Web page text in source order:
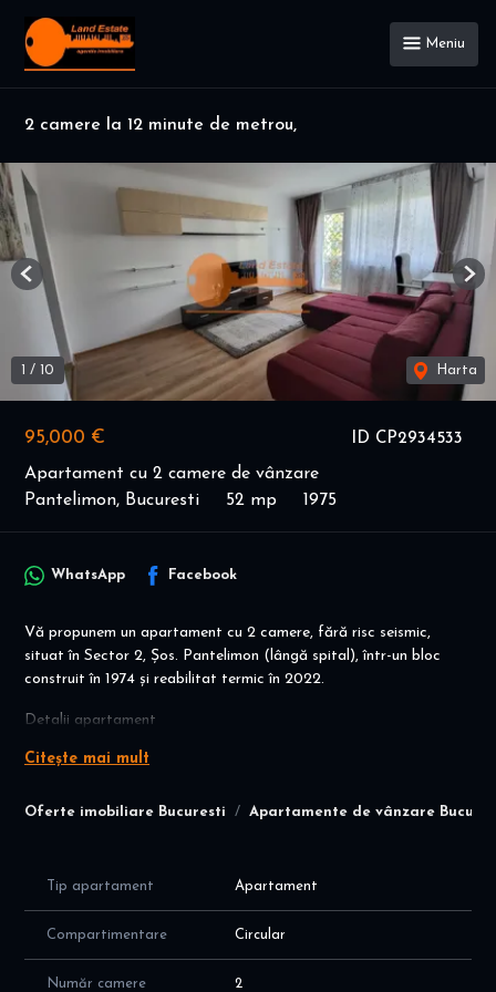
Meniu
2 camere la 12 minute de metrou,
ID CP2934533
95,000 €
Apartament cu 2 camere de vânzare
Pantelimon, Bucuresti
52 mp 1975
1 / 10 Harta
Previous
Oferte imobiliare Bucuresti Apartamente de vânzare
WhatsApp Facebook
Vă propunem un apartament cu 2 camere, fără risc seismic,
situat în Sector 2, Șos. Pantelimon (lângă spital), într-un bloc
construit în 1974 și reabilitat termic în 2022.
Detalii apartament
2 camere
etaj 6 / 10
mai liniștită)
Bucătăria este deschisă, iar apartamentul se vinde mobilat și
utilat complet:
Citește mai mult
Tip apartament Apartament
Compartimentare Circular
Număr camere 2